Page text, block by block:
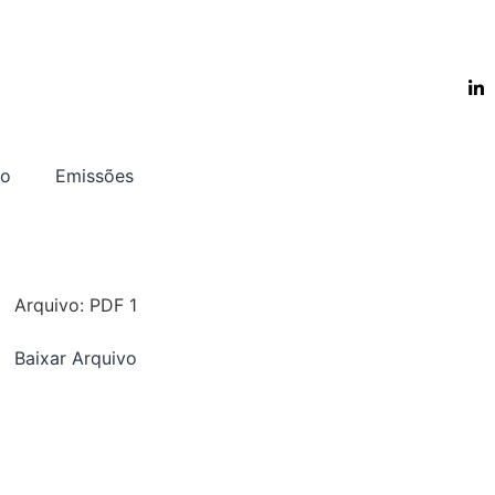
Emissões
Arquivo: PDF 1
Baixar Arquivo